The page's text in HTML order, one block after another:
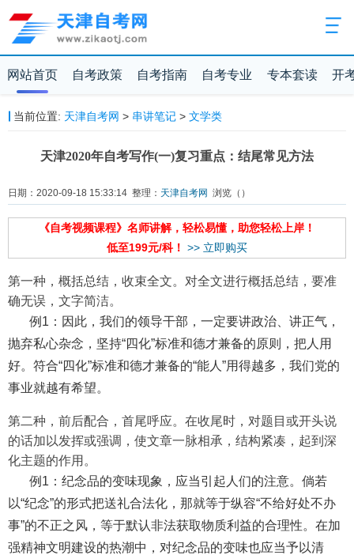
网站首页 自考政策 自考指南 自考专业 专本套读 开
当前位置: 天津自考网 > 串讲笔记> 文学类
天津2020年自考写作(一)复习重点：结尾常见方法
日期：2020-09-18 15:33:14 整理： 天津自考网 浏览（ ）
《自考视频课程》名师讲解，轻松易懂，助您轻松上岸！
低至199元/科！ >> 立即购买
第一种，概括总结，收束全文。对全文进行概括总结，要准
确无误，文字简洁。
例1：因此，我们的领导干部，一定要讲政治、讲正气，
抛弃私心杂念，坚持“四化”标准和德才兼备的原则，把人用
好。符合“四化”标准和德才兼备的“能人”用得越多，我们党的
事业就越有希望。
第二种，前后配合，首尾呼应。在收尾时，对题目或开头说
的话加以发挥或强调，使文章一脉相承，结构紧凑，起到深
化主题的作用。
例1：纪念品的变味现象，应当引起人们的注意。倘若
以“纪念”的形式把送礼合法化，那就等于纵容“不给好处不办
事”的不正之风，等于默认非法获取物质利益的合理性。在加
强精神文明建设的热潮中，对纪念品的变味也应当予以清